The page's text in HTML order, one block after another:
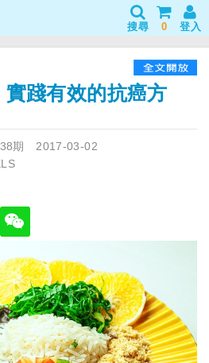
搜尋 0 登入
踐有效的抗癌方
期 2017-03-02